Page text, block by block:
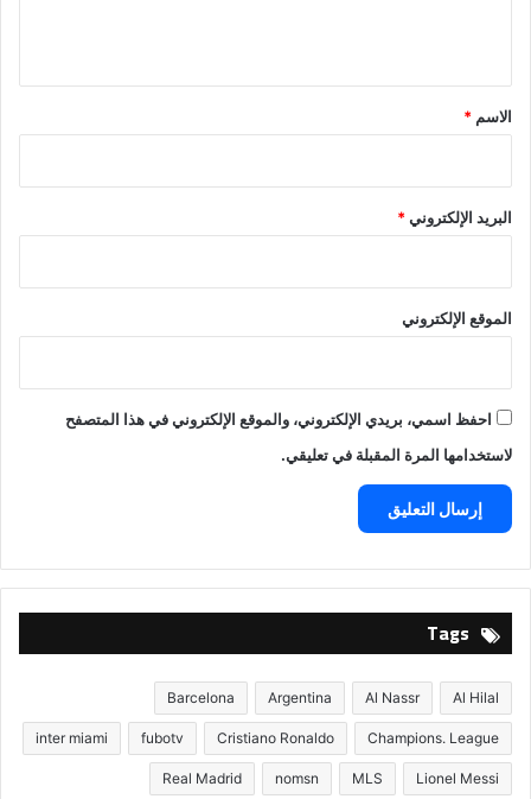
*
الاسم *
البريد الإلكتروني*
الموقع الإلكتروني
احفظ اسمي، بريدي الإلكتروني، والموقع الإلكتروني في هذا المتصفح
لاستخدامها المرة المقبلة في تعليقي.
Tags
Al Hilal
Al Nassr
Argentina
Barcelona
Champions. League
Cristiano Ronaldo
fubotv
inter miami
Lionel Messi
MLS
nomsn
Real Madrid